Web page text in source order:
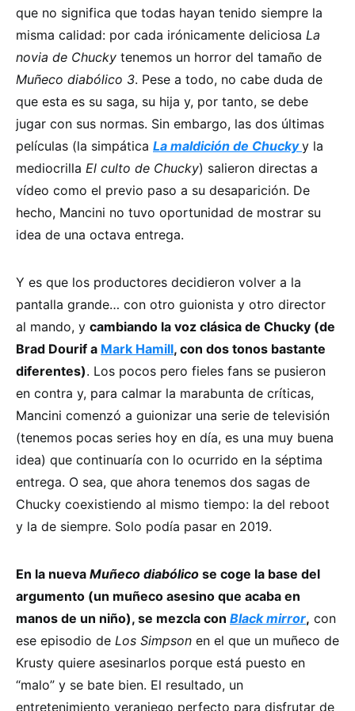
que no significa que todas hayan tenido siempre la
misma calidad: por cada irónicamente deliciosa La
novia de Chucky tenemos un horror del tamaño de
Muñeco diabólico 3. Pese a todo, no cabe duda de
que esta es su saga, su hija y, por tanto, se debe
jugar con sus normas. Sin embargo, las dos últimas
películas (la simpática La maldición de Chuckyy la
mediocrilla El culto de Chucky) salieron directas a
vídeo como el previo paso a su desaparición. De
hecho, Mancini no tuvo oportunidad de mostrar su
idea de una octava entrega.
Y es que los productores decidieron volver a la
pantalla grande… con otro guionista y otro director
al mando, y cambiando la voz clásica de Chucky (de
Brad Dourif a Mark Hamill, con dos tonos bastante
diferentes). Los pocos pero fieles fans se pusieron
en contra y, para calmar la marabunta de críticas,
Mancini comenzó a guionizar una serie de televisión
(tenemos pocas series hoy en día, es una muy buena
idea) que continuaría con lo ocurrido en la séptima
entrega. O sea, que ahora tenemos dos sagas de
Chucky coexistiendo al mismo tiempo: la del reboot
y la de siempre. Solo podía pasar en 2019.
En la nueva Muñeco diabólico se coge la base del
argumento (un muñeco asesino que acaba en
manos de un niño), se mezcla con Black mirror, con
ese episodio de Los Simpson en el que un muñeco de
Krusty quiere asesinarlos porque está puesto en
“malo” y se bate bien. El resultado, un
entretenimiento veraniego perfecto para disfrutar de